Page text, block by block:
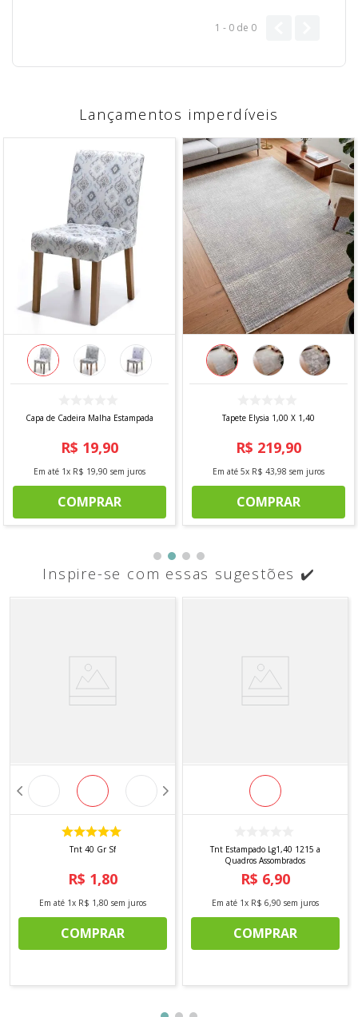
1 - 0 de 0
Lançamentos imperdíveis
Capa de Cadeira Malha Estampada
R$ 19,90
Em até 1x R$ 19,90 sem juros
COMPRAR
Tapete Elysia 1,00 X 1,40
R$ 219,90
Em até 5x R$ 43,98 sem juros
COMPRAR
Inspire-se com essas sugestões ✔️
Tnt 40 Gr Sf
R$ 1,80
Em até 1x R$ 1,80 sem juros
COMPRAR
Tnt Estampado Lg1,40 1215 a
Quadros Assombrados
R$ 6,90
Em até 1x R$ 6,90 sem juros
COMPRAR